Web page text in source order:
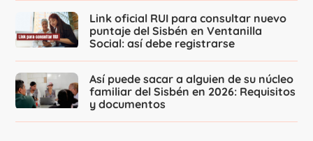
Link oficial RUI para consultar nuevo
puntaje del Sisbén en Ventanilla
Social: así debe registrarse
Así puede sacar a alguien de su núcleo
familiar del Sisbén en 2026: Requisitos
y documentos